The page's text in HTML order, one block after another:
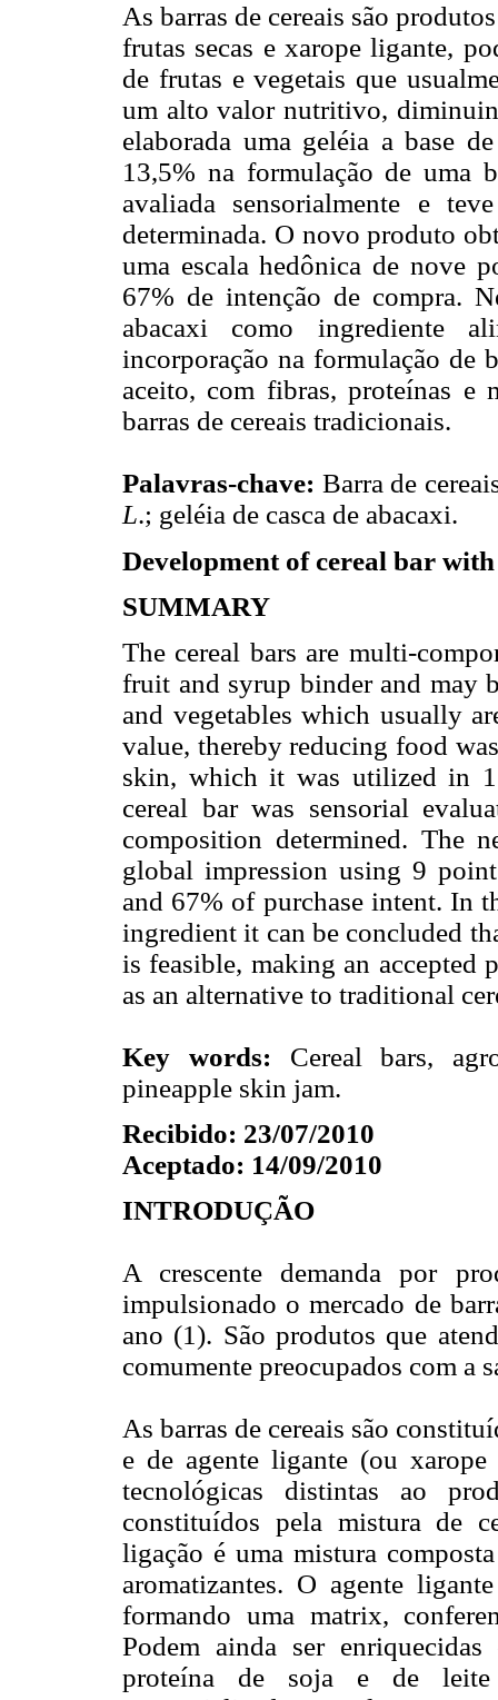
As barras de cereais são
frutas secas e xarope ligante,
de frutas e vegetais que
um alto valor nutritivo,
elaborada uma geléia a base
13,5% na formulação de uma
avaliada sensorialmente e
determinada. O novo produto
uma escala hedônica de nove
67% de intenção de compra.
abacaxi como ingrediente
incorporação na formulação de
aceito, com fibras, proteínas e
barras de cereais tradicionais.
Palavras-chave: Barra de
L.; geléia de casca de abacaxi.
Development of cereal bar
SUMMARY
The cereal bars are multi-
fruit and syrup binder and may
and vegetables which usually
value, thereby reducing food
skin, which it was utilized in
cereal bar was sensorial
composition determined. The
global impression using 9
and 67% of purchase intent. In
ingredient it can be concluded
is feasible, making an accepted
as an alternative to traditional
Key words: Cereal bars,
pineapple skin jam.
Recibido: 23/07/2010
Aceptado: 14/09/2010
INTRODUÇÃO
A crescente demanda por
impulsionado o mercado de
ano (1). São produtos que
comumente preocupados com a
As barras de cereais são
e de agente ligante (ou xarope
tecnológicas distintas ao
constituídos pela mistura de
ligação é uma mistura
aromatizantes. O agente
formando uma matrix,
Podem ainda ser
proteína de soja e de leite